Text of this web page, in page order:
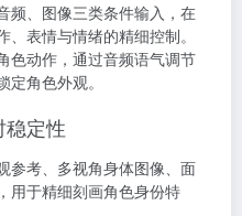
频、图像三类条件输入，在
表情与情绪的精细控制。
色动作，通过音频语气调节
角色外观。
定性
参考、多视角身体图像、面
用于精细刻画角色身份特